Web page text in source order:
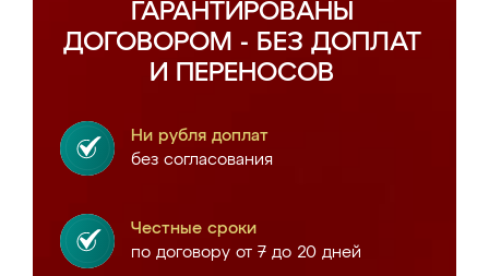
ГАРАНТИРОВАНЫ
ДОГОВОРОМ - БЕЗ ДОПЛАТ
И ПЕРЕНОСОВ
Ни рубля доплат
без согласования
Честные сроки
по договору от 7 до 20 дней